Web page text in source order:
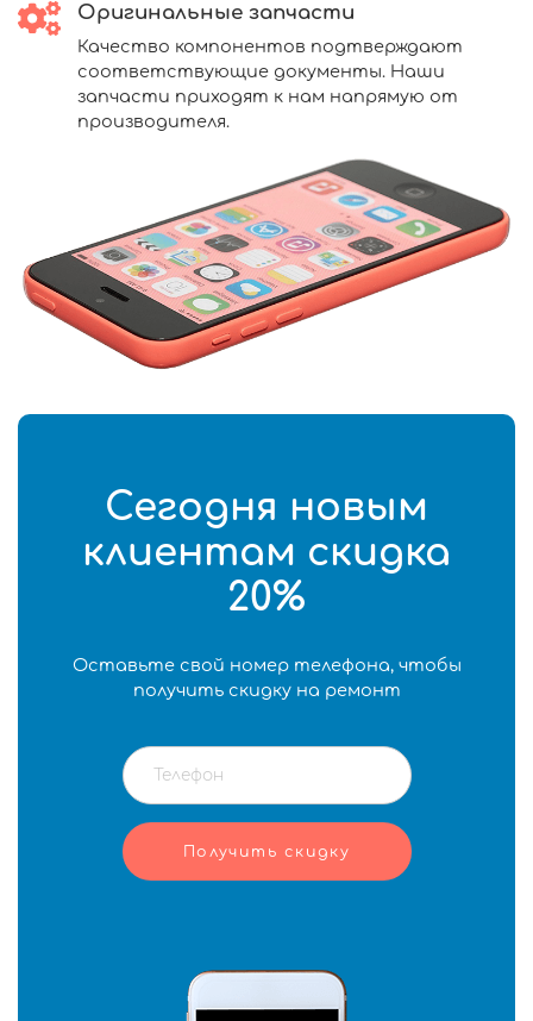
Оригинальные запчасти
Качество компонентов подтверждают
соответствующие документы. Наши
запчасти приходят к нам напрямую от
производителя.
Сегодня новым
клиентам скидка
20%
Оставьте свой номер телефона, чтобы
получить скидку на ремонт